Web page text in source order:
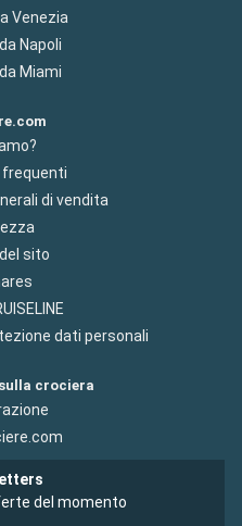
Venezia
Napoli
Miami
frequenti
di vendita
sito
dati personali
crociera
del momento